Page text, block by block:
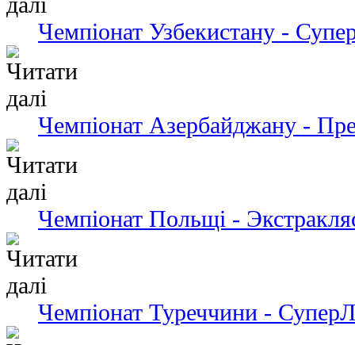
Чемпіонат Узбекистану -
Чемпіонат Азербайджану -
Чемпіонат Польщі -
Чемпіонат Туреччини -